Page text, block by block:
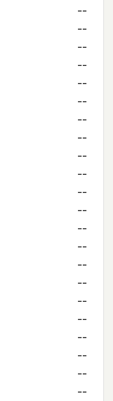
--
--
--
--
--
--
--
--
--
--
--
--
--
--
--
--
--
--
--
--
--
--